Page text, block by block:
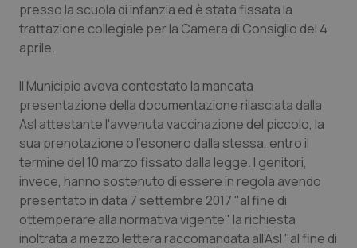
Friuli Venezia Giulia
Liguria
Lombardia
Marche
Molise
Dermatite Atopica
Disturbi dell’umore
Dolore
Donna & Salute
Epatiti
presso la scuola di infanzia ed è stata fissata la
trattazione collegiale per la Camera di Consiglio del 4
aprile.
Il Municipio aveva contestato la mancata
presentazione della documentazione rilasciata dalla
Asl attestante l'avvenuta vaccinazione del piccolo, la
sua prenotazione o l'esonero dalla stessa, entro il
termine del 10 marzo fissato dalla legge. I genitori,
invece, hanno sostenuto di essere in regola avendo
presentato in data 7 settembre 2017 "al fine di
ottemperare alla normativa vigente" la richiesta
inoltrata a mezzo lettera raccomandata all'Asl "al fine di